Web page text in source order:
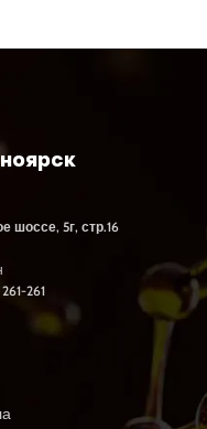
шоссе, 5г, стр.16
261